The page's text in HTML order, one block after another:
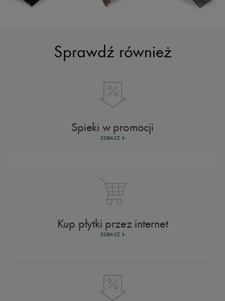
Sprawdź również
Spieki w promocji
ZOBACZ
Kup płytki przez internet
ZOBACZ